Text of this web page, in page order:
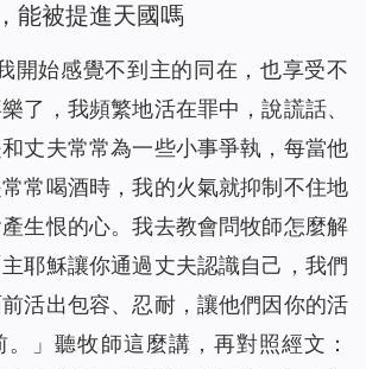
能被提進天國嗎
開始感覺不到主的同在，也享受不
了，我頻繁地活在罪中，說謊話、
丈夫常常為一些小事爭執，每當他
常喝酒時，我的火氣就抑制不住地
生恨的心。我去教會問牧師怎麼解
耶穌讓你通過丈夫認識自己，我們
活出包容、忍耐，讓他們因你的活
」聽牧師這麼講，再對照經文：